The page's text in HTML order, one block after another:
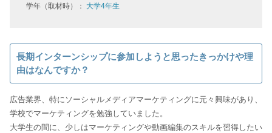
学年（取材時）： 大学4年生
長期インターンシップに参加しようと思ったきっかけや理
由はなんですか？
広告業界、特にソーシャルメディアマーケティングに元々興味があり、
学校でマーケティングを勉強していました。
大学生の間に、少しはマーケティングや動画編集のスキルを習得したい